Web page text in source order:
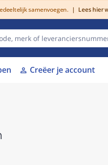
samenvoegen. | Lees hier
person Creëer je account